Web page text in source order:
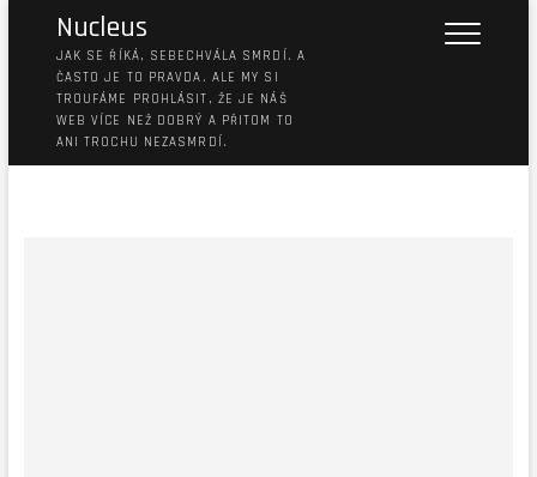
Nucleus
JAK SE ŘÍKÁ, SEBECHVÁLA SMRDÍ. A
ČASTO JE TO PRAVDA. ALE MY SI
TROUFÁME PROHLÁSIT, ŽE JE NÁŠ
WEB VÍCE NEŽ DOBRÝ A PŘITOM TO
ANI TROCHU NEZASMRDÍ.